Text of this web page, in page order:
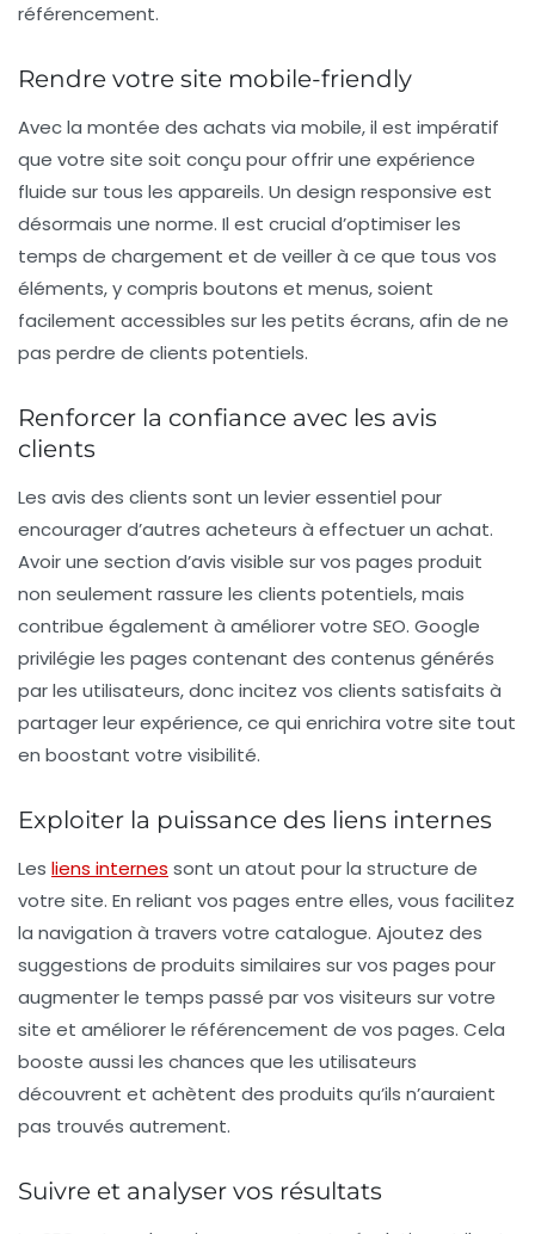
référencement.
Rendre votre site mobile-friendly
Avec la montée des achats via mobile, il est impératif
que votre site soit conçu pour offrir une expérience
fluide sur tous les appareils. Un design responsive est
désormais une norme. Il est crucial d’optimiser les
temps de chargement et de veiller à ce que tous vos
éléments, y compris boutons et menus, soient
facilement accessibles sur les petits écrans, afin de ne
pas perdre de clients potentiels.
Renforcer la confiance avec les avis
clients
Les avis des clients sont un levier essentiel pour
encourager d’autres acheteurs à effectuer un achat.
Avoir une section d’avis visible sur vos pages produit
non seulement rassure les clients potentiels, mais
contribue également à améliorer votre SEO. Google
privilégie les pages contenant des contenus générés
par les utilisateurs, donc incitez vos clients satisfaits à
partager leur expérience, ce qui enrichira votre site tout
en boostant votre visibilité.
Exploiter la puissance des liens internes
Les liens internes sont un atout pour la structure de
votre site. En reliant vos pages entre elles, vous facilitez
la navigation à travers votre catalogue. Ajoutez des
suggestions de produits similaires sur vos pages pour
augmenter le temps passé par vos visiteurs sur votre
site et améliorer le référencement de vos pages. Cela
booste aussi les chances que les utilisateurs
découvrent et achètent des produits qu’ils n’auraient
pas trouvés autrement.
Suivre et analyser vos résultats